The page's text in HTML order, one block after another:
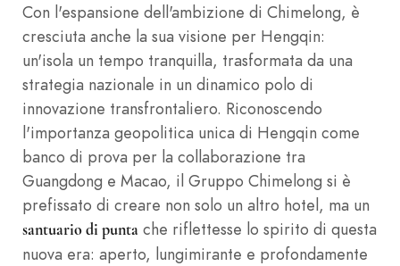
Con l'espansione dell'ambizione di Chimelong, è
cresciuta anche la sua visione per Hengqin:
un'isola un tempo tranquilla, trasformata da una
strategia nazionale in un dinamico polo di
innovazione transfrontaliero. Riconoscendo
l'importanza geopolitica unica di Hengqin come
banco di prova per la collaborazione tra
Guangdong e Macao, il Gruppo Chimelong si è
prefissato di creare non solo un altro hotel, ma un
santuario di punta che riflettesse lo spirito di questa
nuova era: aperto, lungimirante e profondamente